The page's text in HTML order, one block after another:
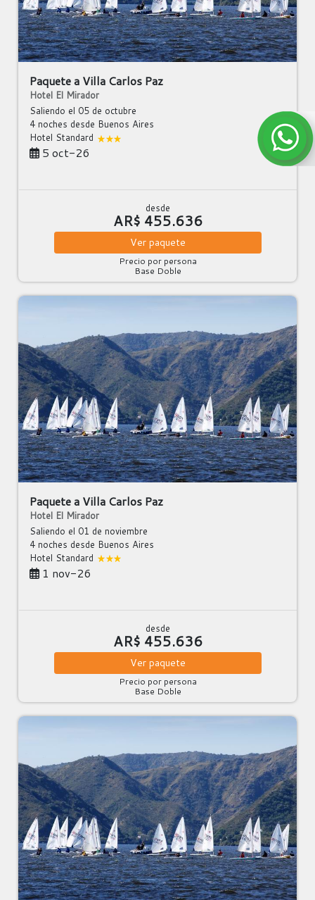
Paquete a Villa Carlos Paz
Hotel El Mirador
Saliendo el 05 de octubre
4 noches desde Buenos Aires
Hotel Standard
5 oct-26
desde
AR$ 455.636
Ver paquete
Precio por persona
Base Doble
Paquete a Villa Carlos Paz
Hotel El Mirador
Saliendo el 01 de noviembre
4 noches desde Buenos Aires
Hotel Standard
1 nov-26
desde
AR$ 455.636
Ver paquete
Precio por persona
Base Doble